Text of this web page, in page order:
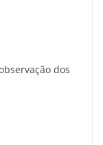
dos